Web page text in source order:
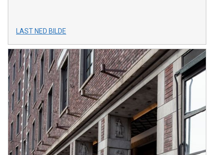
LAST NED BILDE